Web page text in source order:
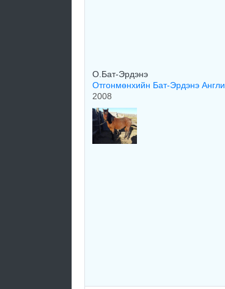
О.Бат-Эрдэнэ
Отгонмөнхийн Бат-Эрдэнэ Англи
2008